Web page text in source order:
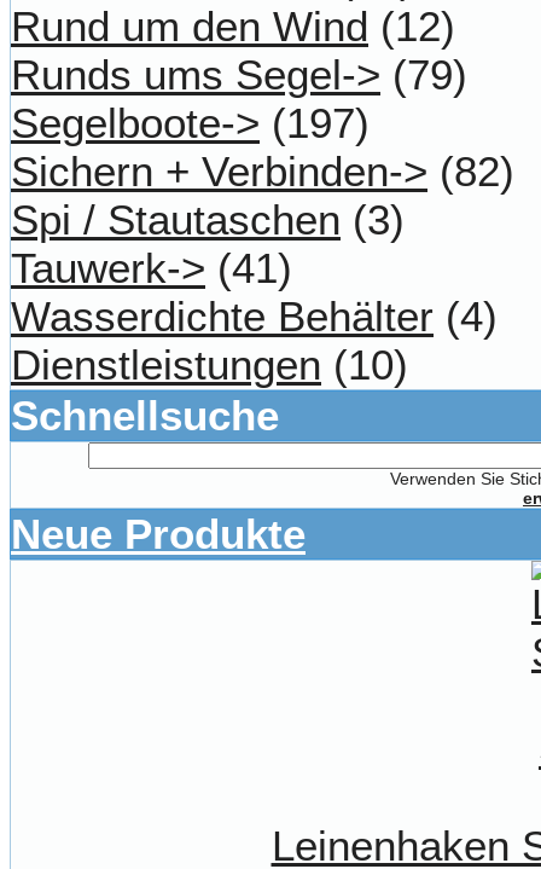
Rund um den Wind (12)
Runds ums Segel-> (79)
Segelboote-> (197)
Sichern + Verbinden-> (82)
Spi / Stautaschen (3)
Tauwerk-> (41)
Wasserdichte Behälter (4)
Dienstleistungen (10)
Schnellsuche
Verwenden Sie
Neue Produkte
Leinenhaken